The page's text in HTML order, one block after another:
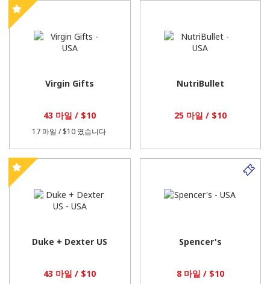
Virgin Gifts
43 마일 / $10
17 마일 / $10 였습니다
NutriBullet
25 마일 / $10
Duke + Dexter US
43 마일 / $10
Spencer's
8 마일 / $10